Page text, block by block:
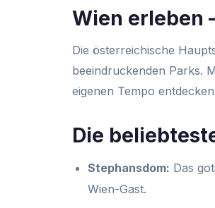
Wien erleben
Die österreichische
beeindruckenden Parks.
eigenen Tempo
Die
Stephansdom: Das
Wien-Gast.